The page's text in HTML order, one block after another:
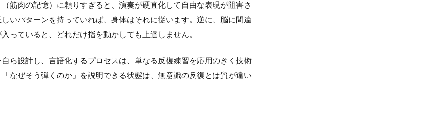
筋肉の記憶）に頼りすぎると、演奏が硬直化して自由な表現が阻害さ
いパターンを持っていれば、身体はそれに従います。逆に、脳に間違
っていると、どれだけ指を動かしても上達しません。
ら設計し、言語化するプロセスは、単なる反復練習を応用のきく技術
なぜそう弾くのか」を説明できる状態は、無意識の反復とは質が違い